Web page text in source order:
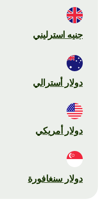
جنيه استرليني
دولار أسترالي
دولار أمريكي
دولار سنغافورة